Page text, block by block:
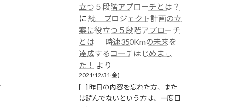
立つ５段階アプローチとは？
に続 プロジェクト計画の立
案に役立つ５段階アプローチ
とは │ 時速350Kmの未来を
達成するコーチはじめまし
た！
より
2021/12/31(金)
[…] 昨日の内容を忘れた方、また
は読んでないという方は、一度目